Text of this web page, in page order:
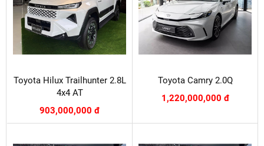
Toyota Hilux Trailhunter 2.8L
4x4 AT
903,000,000 đ
Toyota Camry 2.0Q
1,220,000,000 đ